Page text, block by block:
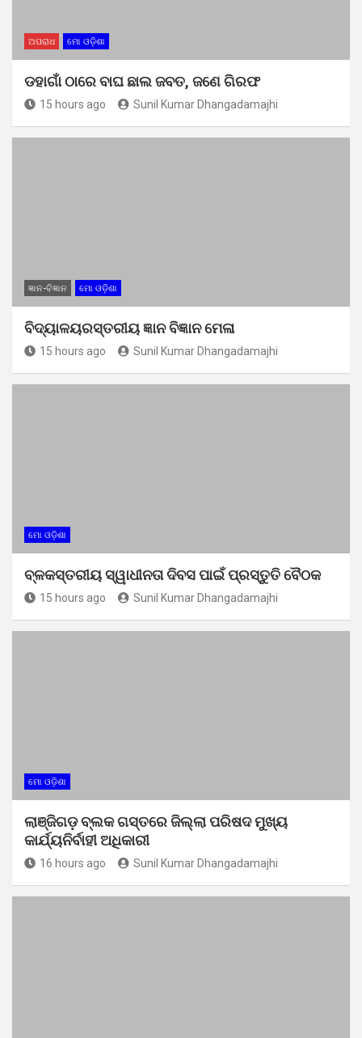
ଅପରାଧ ମୋ ଓଡ଼ିଶା
ଡହାଗାଁ ଠାରେ ବାଘ ଛାଲ ଜବତ, ଜଣେ ଗିରଫ
15 hours ago Sunil Kumar Dhangadamajhi
ଜ୍ଞାନ-ବିଜ୍ଞାନ ମୋ ଓଡ଼ିଶା
ବିଦ୍ୟାଳୟରସ୍ତରୀୟ ଜ୍ଞାନ ବିଜ୍ଞାନ ମେଳା
15 hours ago Sunil Kumar Dhangadamajhi
ମୋ ଓଡ଼ିଶା
ବ୍ଳକସ୍ତରୀୟ ସ୍ୱାଧୀନତା ଦିବସ ପାଇଁ ପ୍ରସ୍ତୁତି ବୈଠକ
15 hours ago Sunil Kumar Dhangadamajhi
ମୋ ଓଡ଼ିଶା
ଲାଞ୍ଜିଗଡ଼ ବ୍ଲକ ଗସ୍ତରେ ଜିଲ୍ଲା ପରିଷଦ ମୁଖ୍ୟ
କାର୍ଯ୍ୟନିର୍ବାହୀ ଅଧିକାରୀ
16 hours ago Sunil Kumar Dhangadamajhi